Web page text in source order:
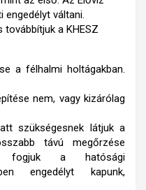
engedélyt váltani.
a KHESZ
a félhalmi holtágakban.
nem, vagy kizárólag
szükségesnek látjuk a
távú megőrzése
fogjuk a hatósági
engedélyt kapunk,